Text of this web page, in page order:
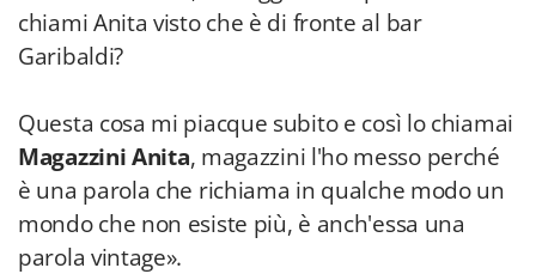
chiami Anita visto che è di fronte al bar
Garibaldi?
Questa cosa mi piacque subito e così lo chiamai
Magazzini Anita, magazzini l'ho messo perché
è una parola che richiama in qualche modo un
mondo che non esiste più, è anch'essa una
parola vintage».